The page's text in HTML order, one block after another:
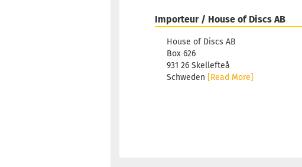
Importeur / House of Discs AB
House of Discs AB
Box 626
931 26 Skellefteå
Schweden [Read More]